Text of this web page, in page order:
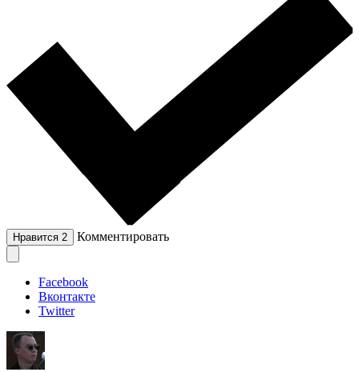
Нравится 2 Комментировать
Facebook
Вконтакте
Twitter